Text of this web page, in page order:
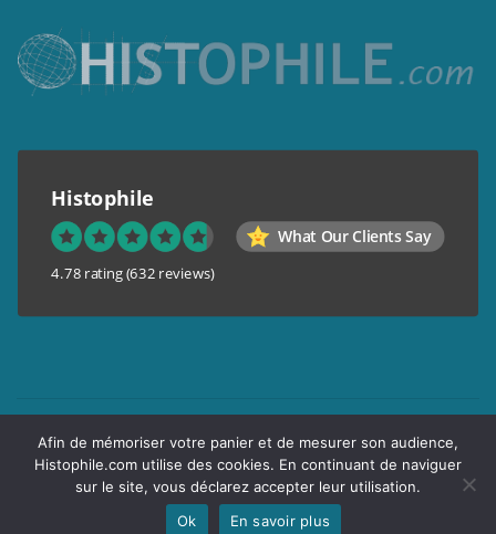
Histophile
What Our Clients Say
4.78 rating (632 reviews)
Copyright © 2017 Histophile.com
Conditions générales de vente
Garantie de confidentialité
Afin de mémoriser votre panier et de mesurer son audience,
Histophile.com utilise des cookies. En continuant de naviguer
sur le site, vous déclarez accepter leur utilisation.
Ok
En savoir plus